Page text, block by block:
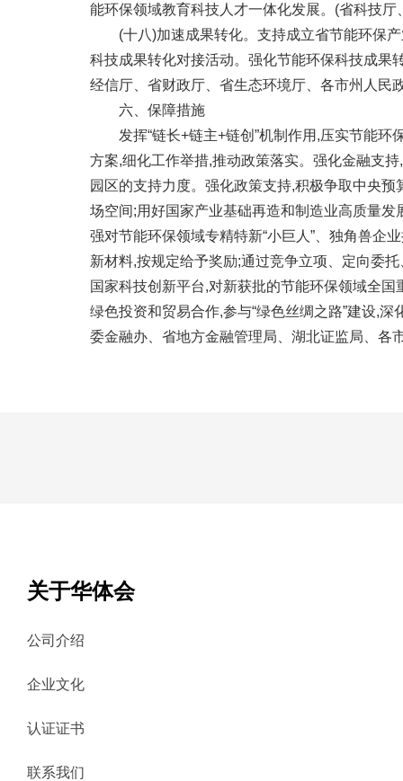
能环保领域教育科技人才一体化发展。(省科技
(十八)加速成果转化。支持成立省节能环保产
科技成果转化对接活动。强化节能环保科技成果
经信厅、省财政厅、省生态环境厅、各市州人民
六、保障措施
发挥“链长+链主+链创”机制作用,压实节能环
方案,细化工作举措,推动政策落实。强化金融支
园区的支持力度。强化政策支持,积极争取中央
场空间;用好国家产业基础再造和制造业高质量
强对节能环保领域专精特新“小巨人”、独角兽企
新材料,按规定给予奖励;通过竞争立项、定向委
国家科技创新平台,对新获批的节能环保领域全
绿色投资和贸易合作,参与“绿色丝绸之路”建设,
委金融办、省地方金融管理局、湖北证监局、各
关于华体会
公司介绍
企业文化
认证证书
联系我们